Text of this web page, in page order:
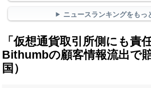
ニュースランキングをもっ
「仮想通貨取引所側にも責
Bithumbの顧客情報流出で
国）